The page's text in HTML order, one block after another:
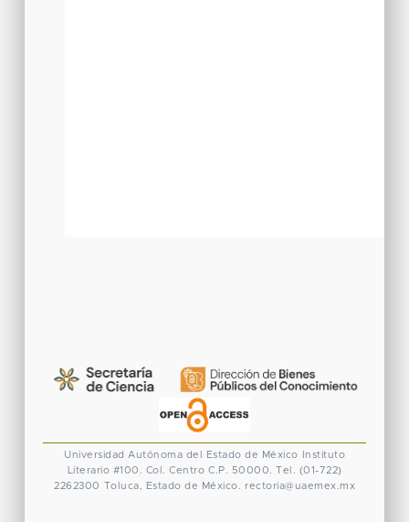
Universidad Autónoma del Estado de México
Instituto
Literario #100. Col. Centro C.P. 50000. Tel. (01-722)
2262300 Toluca, Estado de México. rectoria@uaemex.mx